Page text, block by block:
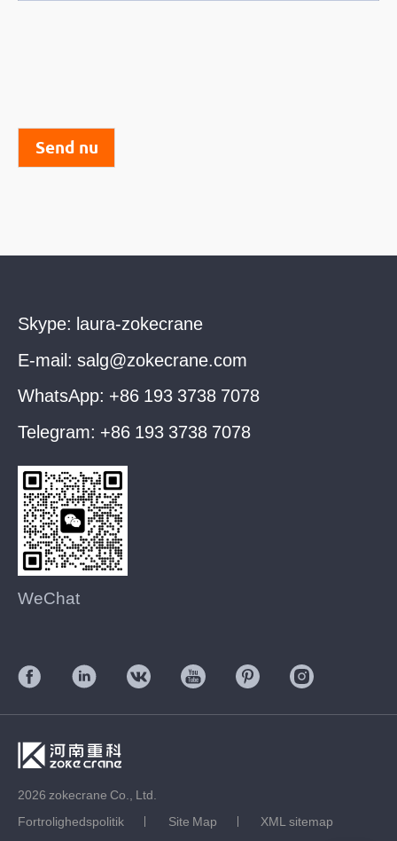
Send nu
Skype: laura-zokecrane
E-mail: salg@zokecrane.com
WhatsApp: +86 193 3738 7078
Telegram: +86 193 3738 7078
WeChat
2026 zokecrane Co., Ltd.
Fortrolighedspolitik
Site Map XML sitemap